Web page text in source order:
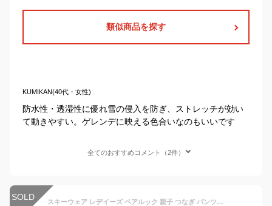
類似商品を探す
KUMIKAN(40代・女性)
防水性・透湿性に優れ雪の侵入を防ぎ、ストレッチが効い
て動きやすい。ゲレンデに映える色合いなのもいいです
全てのおすすめコメント（2件）
SOLD スキーウェア レデイーズ ペアルック 親子 つなぎ パンツ ズボン ジャケット ストレッチ 軽量防寒 耐水圧冬防寒 アウトドア 防寒対策 暖かい スノーボードウェア ボードウェア スノボウェア スノーボード スノーウェア ジャケット パンツ ウエア